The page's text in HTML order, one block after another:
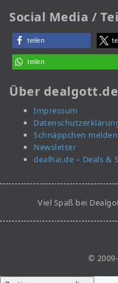
Social Media /
teilen
teilen
Über dealgott.de
Impressum
Schnäppchen melden
Newsletter
dealhai.de – Deals &
Viel Spaß bei
©